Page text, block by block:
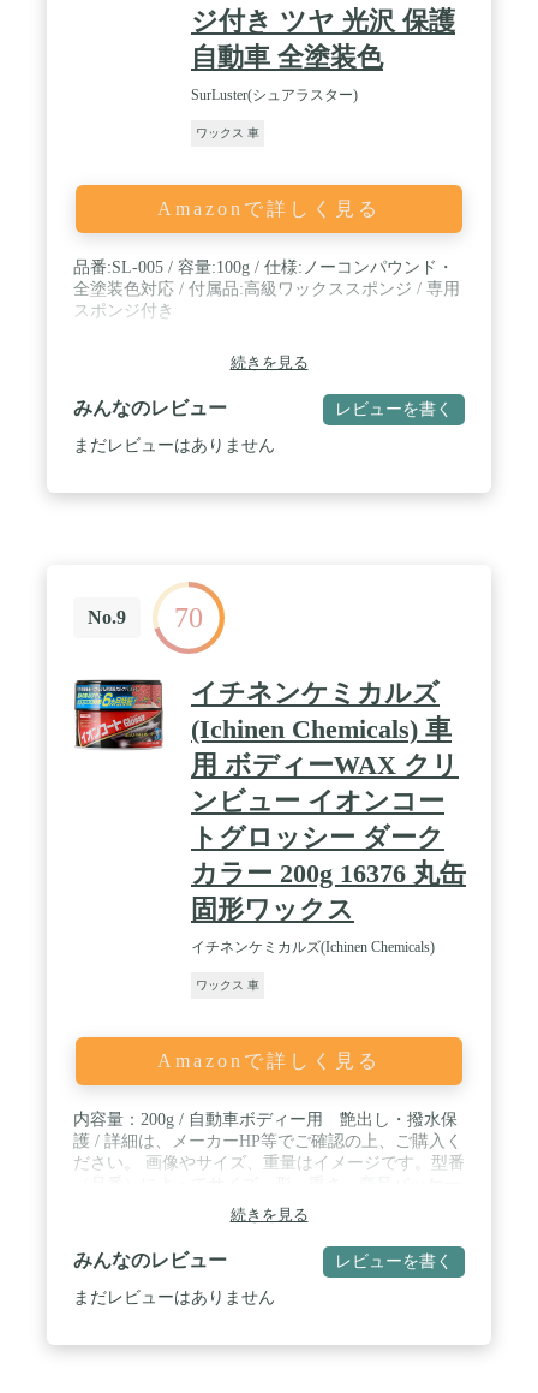
ジ付き ツヤ 光沢 保護
自動車 全塗装色
SurLuster(シュアラスター)
ワックス 車
Amazonで詳しく見る
品番:SL-005 / 容量:100g / 仕様:ノーコンパウンド・
全塗装色対応 / 付属品:高級ワックススポンジ / 専用
スポンジ付き
続きを見る
みんなのレビュー レビューを書く
まだレビューはありません
No.9 70
イチネンケミカルズ
(Ichinen Chemicals) 車
用 ボディーWAX クリ
ンビュー イオンコー
トグロッシー ダーク
カラー 200g 16376 丸缶
固形ワックス
イチネンケミカルズ(Ichinen Chemicals)
ワックス 車
Amazonで詳しく見る
内容量：200g / 自動車ボディー用 艶出し・撥水保
護 / 詳細は、メーカーHP等でご確認の上、ご購入く
ださい。 画像やサイズ、重量はイメージです。型番
ジが異なる場合があります。あらかじめご了承くだ
さい。 / ・配送途中多少の傷、凹み等ができてしま
う場合もございますが、品質には問題ございません
ので了承くださいますようお願い致します。 ・外装
箱の傷、凹みによる商品返品・交換は対象になりま
続きを見る
みんなのレビュー レビューを書く
まだレビューはありません